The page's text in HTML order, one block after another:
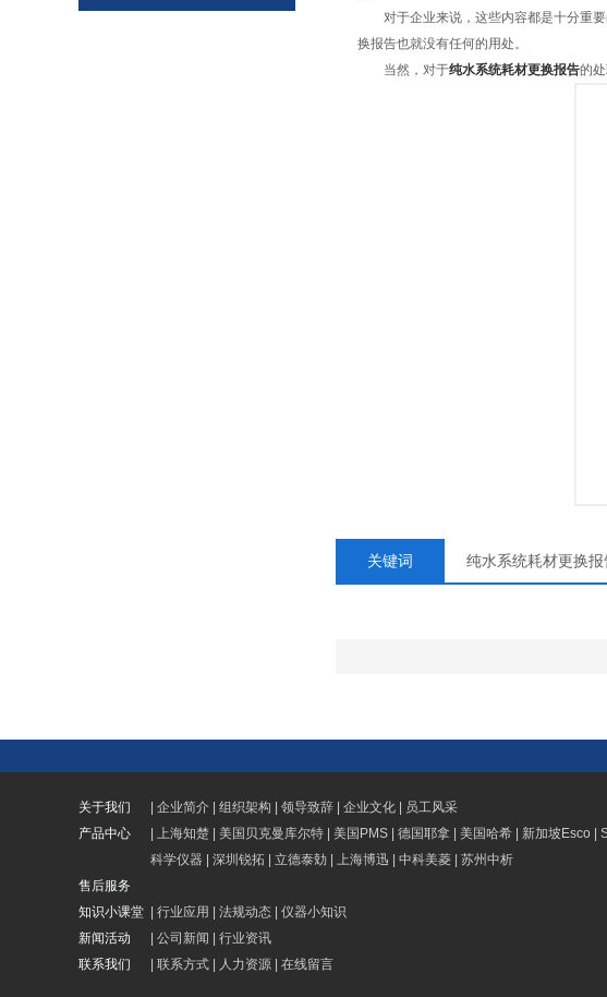
对于企业来说，这些内容都是十分重要
换报告也就没有任何的用处。
当然，对于纯水系统耗材更换报告的
关键词 纯水系统耗材更换
关于我们 企业简介 组织架构 领导致辞 企业文化
员工风采
产品中心
上海知楚 美国贝克曼库尔特 美国PMS 德国耶拿 美国哈希 新加坡Esco
科学仪器
深圳锐拓 立德泰勀 上海博迅 中科美菱
苏州中析
售后服务
知识小课堂
行业应用 法规动态
仪器小知识
新闻活动
公司新闻
行业资讯
联系我们
联系方式 人力资源 在线留言